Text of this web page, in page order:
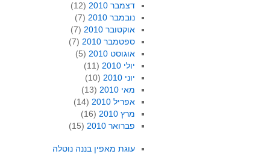
דצמבר 2010
(12)
נובמבר 2010
(7)
אוקטובר 2010
(7)
ספטמבר 2010
(7)
אוגוסט 2010
(5)
יולי 2010
(11)
יוני 2010
(10)
מאי 2010
(13)
אפריל 2010
(14)
מרץ 2010
(16)
פברואר 2010
(15)
עוגת מאפין בננה נוטלה